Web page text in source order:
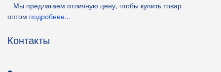
Мы предлагаем отличную цену, чтобы купить товар
оптом подробнее...
Контакты